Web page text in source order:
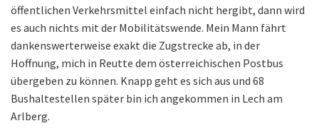
öffentlichen Verkehrsmittel einfach nicht hergibt, dann wird
es auch nichts mit der Mobilitätswende. Mein Mann fährt
dankenswerterweise exakt die Zugstrecke ab, in der
Hoffnung, mich in Reutte dem österreichischen Postbus
übergeben zu können. Knapp geht es sich aus und 68
Bushaltestellen später bin ich angekommen in Lech am
Arlberg.